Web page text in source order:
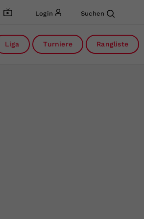
Login Suchen
Liga Turniere Rangliste